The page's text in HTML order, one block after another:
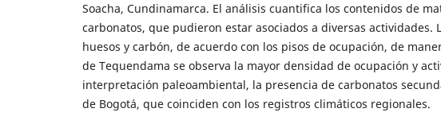
Soacha, Cundinamarca. El análisis cuantifica los contenidos de
carbonatos, que pudieron estar asociados a diversas
huesos y carbón, de acuerdo con los pisos de ocupación, de
de Tequendama se observa la mayor densidad de ocupación y
interpretación paleoambiental, la presencia de carbonatos
de Bogotá, que coinciden con los registros climáticos regionales.